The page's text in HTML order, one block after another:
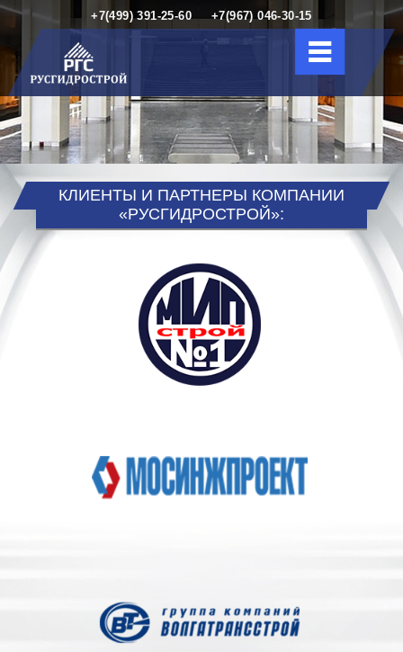
+7(499) 391-25-60 +7(967) 046-30-15
КЛИЕНТЫ И ПАРТНЕРЫ КОМПАНИИ
«РУСГИДРОСТРОЙ»: